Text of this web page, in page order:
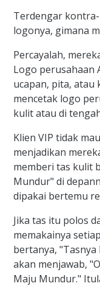
Terdengar
logonya, gimana
Percayalah,
Logo perusahaan
ucapan, pita, atau
mencetak logo
kulit atau di
Klien VIP tidak
menjadikan
memberi tas kulit
Mundur" di
dipakai bertemu
Jika tas itu polos
memakainya
bertanya, "Tasnya
akan menjawab,
Maju Mundur."